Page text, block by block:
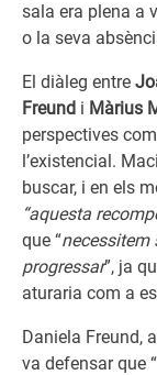
sala era plena a
o la seva
El diàleg entre
Freund i Màrius
perspectives
l’existencial.
buscar, i en els
“aquesta
que “necessitem
progressar”, ja
aturaria com a
Daniela Freund,
va defensar que “